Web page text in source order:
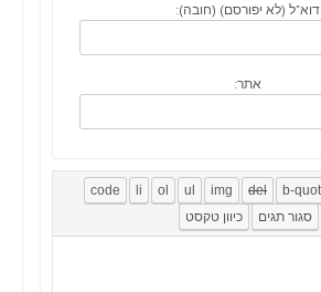
דוא"ל (לא יפורסם) (חובה):
אתר: